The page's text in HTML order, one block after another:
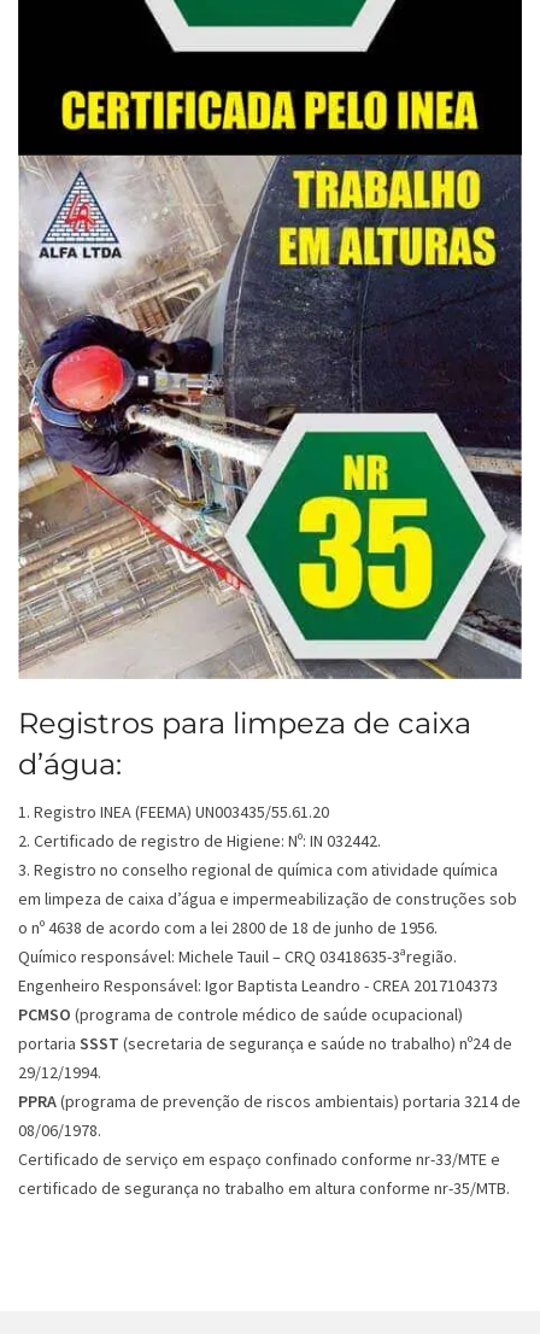
Registros para limpeza de caixa
d’água:
1. Registro INEA (FEEMA) UN003435/55.61.20
2. Certificado de registro de Higiene: Nº: IN 032442.
3. Registro no conselho regional de química com atividade química
em limpeza de caixa d’água e impermeabilização de construções sob
o nº 4638 de acordo com a lei 2800 de 18 de junho de 1956.
Químico responsável: Michele Tauil – CRQ 03418635-3ªregião.
Engenheiro Responsável: Igor Baptista Leandro - CREA 2017104373
PCMSO (programa de controle médico de saúde ocupacional)
portaria SSST (secretaria de segurança e saúde no trabalho) nº24 de
29/12/1994.
PPRA(programa de prevenção de riscos ambientais) portaria 3214 de
08/06/1978.
Certificado de serviço em espaço confinado conforme nr-33/MTE e
certificado de segurança no trabalho em altura conforme nr-35/MTB.